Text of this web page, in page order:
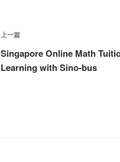
文
章
导
上
一
篇
上一篇
Singapore Online Math
Learning with Sino-bus